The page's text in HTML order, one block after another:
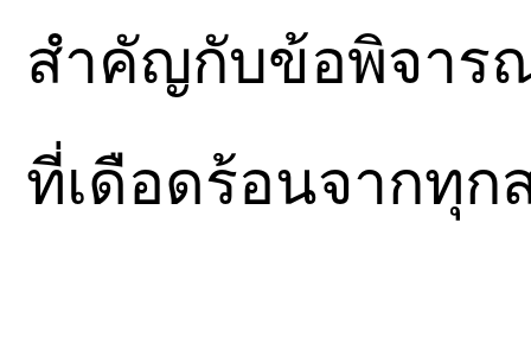
สำคัญกับข้อพิจาร
ที่เดือดร้อนจากทุ